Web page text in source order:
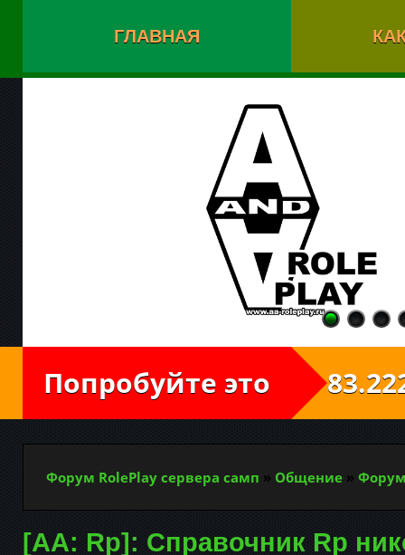
ГЛАВНАЯ
Попробуйте это
Форум RolePlay сервера самп » Общение »
[AA: Rp]: Справочник Rp